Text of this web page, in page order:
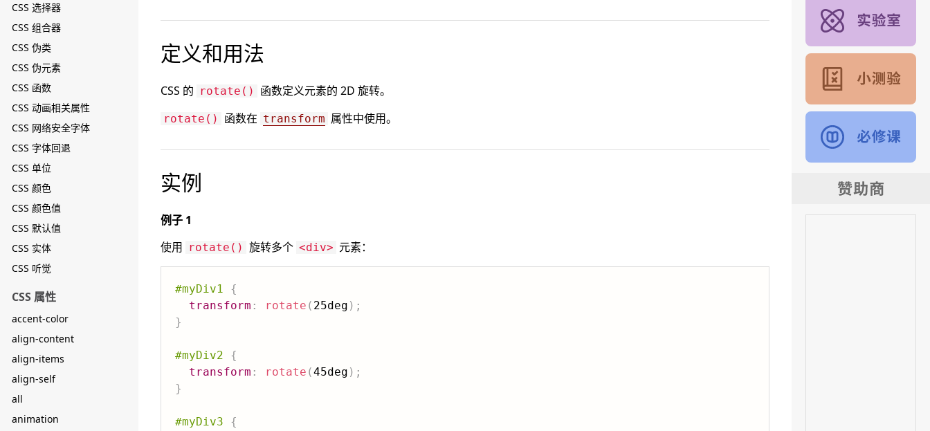
CSS 选择器
CSS 组合器
CSS 伪类
CSS 伪元素
CSS 函数
CSS 动画相关属性
CSS 网络安全字体
CSS 字体回退
CSS 单位
CSS 颜色
CSS 颜色值
CSS 默认值
CSS 实体
CSS 听觉
CSS 属性
accent-color
align-content
align-items
align-self
all
animation
定义和用法
CSS 的 rotate() 函数定义元素的 2D 旋转。
rotate() 函数在 transform 属性中使用。
实例
例子 1
使用 rotate() 旋转多个 <div> 元素：
#myDiv1
{
transform : rotate ( 25deg ) ;
}
#myDiv2
{
transform : rotate (45deg ) ;
}
#myDiv3
{